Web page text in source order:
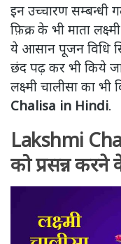
इन उच्चारण सम्बन्धी
फ़िक्र के भी माता
ये आसान पूजन विधि
छंद पढ़ कर भी किये
लक्ष्मी चालीसा का
Chalisa in Hindi.
Lakshmi
को प्रसन्न करने